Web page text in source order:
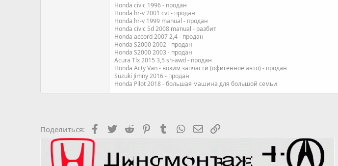
Honda civic 1996 - продан
Honda hr-v 2001 cvt - продан
Honda hr-v 1999 manual - продан
Honda civic 5d 2008 manual - разбит
Honda accord 2007 2,4 - продан
Honda S2000 2002 - продан
Honda S2000 2003 - продан
Acura Tlx 2015 3,5 sh-awd - продан
Honda Acty Van - возим запчасти (офигенное авто) - продан
Suzuki Jimny 2016 - продан
Honda Pilot 2018 - большая машина для большой семьи
Поделиться: Facebook
TwitterReddit PinterestTumblrWhatsAppЭлектронная почта
Ссылка